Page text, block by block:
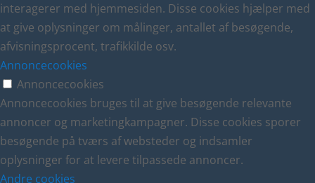
interagerer med hjemmesiden. Disse cookies hjælper med
at give oplysninger om målinger, antallet af besøgende,
afvisningsprocent, trafikkilde osv.
Annoncecookies
Annoncecookies
Annoncecookies bruges til at give besøgende relevante
annoncer og marketingkampagner. Disse cookies sporer
besøgende på tværs af websteder og indsamler
oplysninger for at levere tilpassede annoncer.
Andre cookies